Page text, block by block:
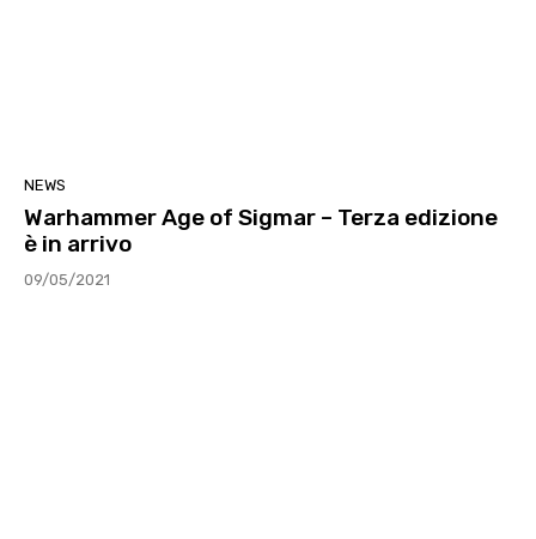
NEWS
Warhammer Age of Sigmar – Terza edizione
è in arrivo
09/05/2021